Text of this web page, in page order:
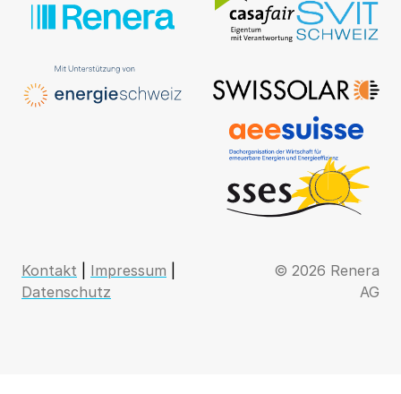
Kontakt Impressum
Datenschutz
© 2026 Renera
AG